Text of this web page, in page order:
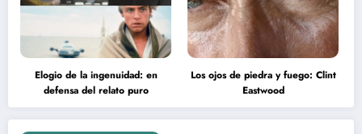
Elogio de la ingenuidad: en
defensa del relato puro
Los ojos de piedra y fuego: Clint
Eastwood